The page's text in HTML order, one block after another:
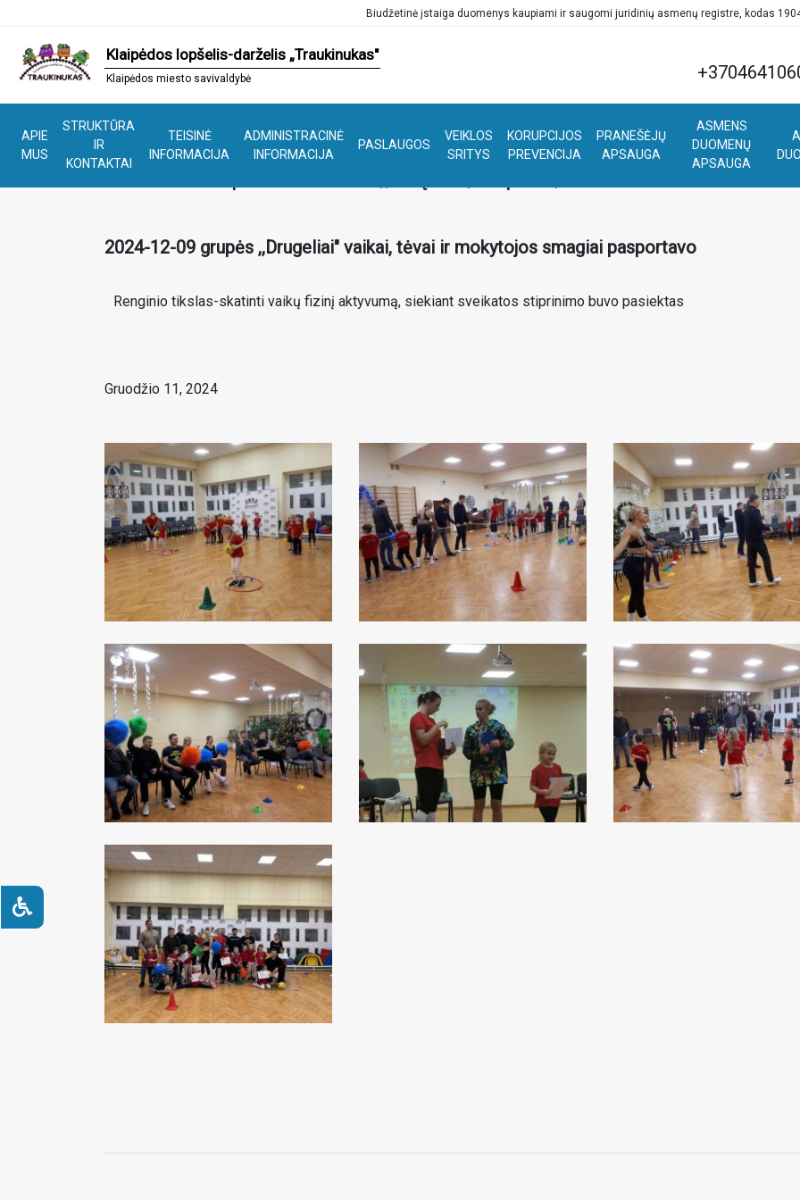
Biudžetinė įstaiga duomenys kaupiami ir saugomi juridinių asmenų registre, kodas
Klaipėdos lopšelis-darželis „Traukinukas"
Klaipėdos miesto savivaldybė
APIE
MUS
STRUKTŪRA
IR
KONTAKTAI
TEISINĖ
INFORMACIJA
ADMINISTRACINĖ
INFORMACIJA
PASLAUGOS
VEIKLOS
SRITYS
KORUPCIJOS
PREVENCIJA
PRANEŠĖJŲ
APSAUGA
ASMENS
DUOMENŲ
APSAUGA
Sveikatos sporto šventė ,,Drąsūs, stiprūs, vikrūs"
2024-12-09 grupės ,,Drugeliai" vaikai, tėvai ir mokytojos smagiai pasportavo
Renginio tikslas-skatinti vaikų fizinį aktyvumą, siekiant sveikatos stiprinimo buvo pasiektas
Gruodžio 11, 2024